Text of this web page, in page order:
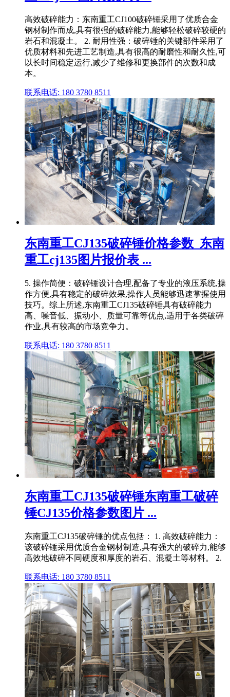
高效破碎能力：东南重工CJ100破碎锤采用了优质合金
钢材制作而成,具有很强的破碎能力,能够轻松破碎较硬的
岩石和混凝土。 2. 耐用性强：破碎锤的关键部件采用了
优质材料和先进工艺制造,具有很高的耐磨性和耐久性,可
以长时间稳定运行,减少了维修和更换部件的次数和成
本。
联系电话: 180 3780 8511
东南重工CJ135破碎锤价格参数_东南
重工cj135图片报价表 ...
5. 操作简便：破碎锤设计合理,配备了专业的液压系统,操
作方便,具有稳定的破碎效果,操作人员能够迅速掌握使用
技巧。综上所述,东南重工CJ135破碎锤具有破碎能力
高、噪音低、振动小、质量可靠等优点,适用于各类破碎
作业,具有较高的市场竞争力。
联系电话: 180 3780 8511
东南重工CJ135破碎锤东南重工破碎
锤CJ135价格参数图片 ...
东南重工CJ135破碎锤的优点包括： 1. 高效破碎能力：
该破碎锤采用优质合金钢材制造,具有强大的破碎力,能够
高效地破碎不同硬度和厚度的岩石、混凝土等材料。 2.
联系电话: 180 3780 8511